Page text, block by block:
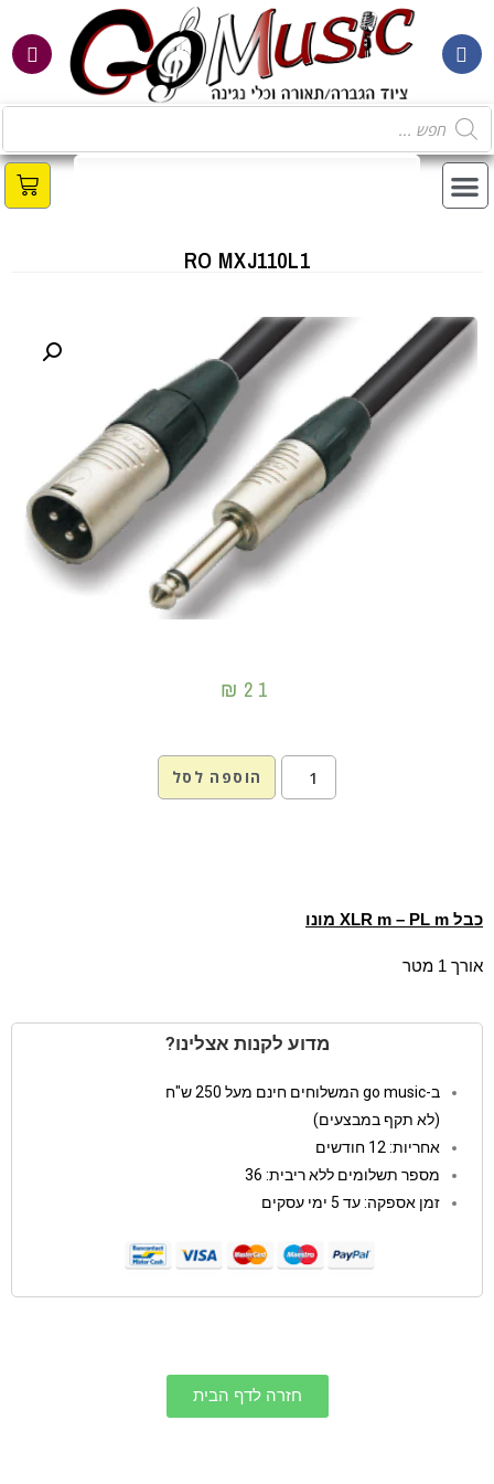
RO MXJ110L1
₪ 21
הוספה לסל
כבל XLR m – PL m מונו
אורך 1 מטר
מדוע לקנות אצלינו?
ב-go music המשלוחים חינם מעל 250 ש"ח
(לא תקף במבצעים)
אחריות: 12 חודשים
מספר תשלומים ללא ריבית: 36
זמן אספקה: עד 5 ימי עסקים
חזרה לדף הבית